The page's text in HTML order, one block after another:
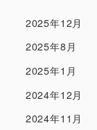
2025年12月
2025年8月
2025年1月
2024年12月
2024年11月